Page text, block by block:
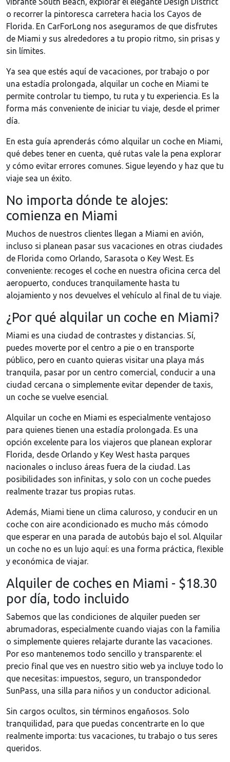
o recorrer la pintoresca carretera hacia los Cayos de
Florida. En CarForLong nos aseguramos de que disfrutes
de Miami y sus alrededores a tu propio ritmo, sin prisas y
sin límites.
Ya sea que estés aquí de vacaciones, por trabajo o por
una estadía prolongada, alquilar un coche en Miami te
permite controlar tu tiempo, tu ruta y tu experiencia. Es la
forma más conveniente de iniciar tu viaje, desde el primer
día.
En esta guía aprenderás cómo alquilar un coche en Miami,
qué debes tener en cuenta, qué rutas vale la pena explorar
y cómo evitar errores comunes. Sigue leyendo y haz que tu
viaje sea un éxito.
No importa dónde te alojes:
comienza en Miami
Muchos de nuestros clientes llegan a Miami en avión,
incluso si planean pasar sus vacaciones en otras ciudades
de Florida como Orlando, Sarasota o Key West. Es
conveniente: recoges el coche en nuestra oficina cerca del
aeropuerto, conduces tranquilamente hasta tu
alojamiento y nos devuelves el vehículo al final de tu viaje.
¿Por qué alquilar un coche en Miami?
Miami es una ciudad de contrastes y distancias. Sí,
puedes moverte por el centro a pie o en transporte
público, pero en cuanto quieras visitar una playa más
tranquila, pasar por un centro comercial, conducir a una
ciudad cercana o simplemente evitar depender de taxis,
un coche se vuelve esencial.
Alquilar un coche en Miami es especialmente ventajoso
para quienes tienen una estadía prolongada. Es una
opción excelente para los viajeros que planean explorar
Florida, desde Orlando y Key West hasta parques
nacionales o incluso áreas fuera de la ciudad. Las
posibilidades son infinitas, y solo con un coche puedes
realmente trazar tus propias rutas.
Además, Miami tiene un clima caluroso, y conducir en un
coche con aire acondicionado es mucho más cómodo
que esperar en una parada de autobús bajo el sol. Alquilar
un coche no es un lujo aquí: es una forma práctica, flexible
y económica de viajar.
Alquiler de coches en Miami - $18.30
por día, todo incluido
Sabemos que las condiciones de alquiler pueden ser
abrumadoras, especialmente cuando viajas con la familia
o simplemente quieres relajarte durante las vacaciones.
Por eso mantenemos todo sencillo y transparente: el
precio final que ves en nuestro sitio web ya incluye todo lo
que necesitas: impuestos, seguro, un transpondedor
SunPass, una silla para niños y un conductor adicional.
Sin cargos ocultos, sin términos engañosos. Solo
tranquilidad, para que puedas concentrarte en lo que
realmente importa: tus vacaciones, tu trabajo o tus seres
queridos.